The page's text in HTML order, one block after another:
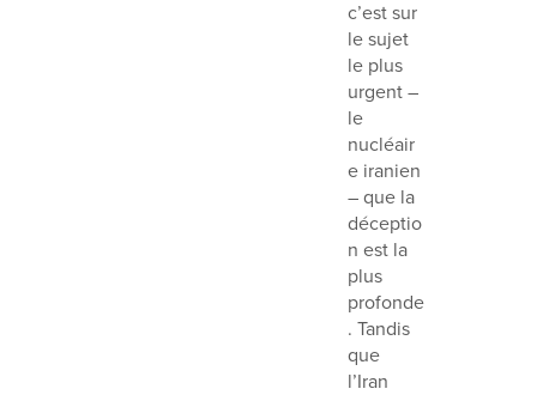
c’est sur
le sujet
le plus
urgent –
le
nucléair
e iranien
– que la
déceptio
n est la
plus
profonde
. Tandis
que
l’Iran